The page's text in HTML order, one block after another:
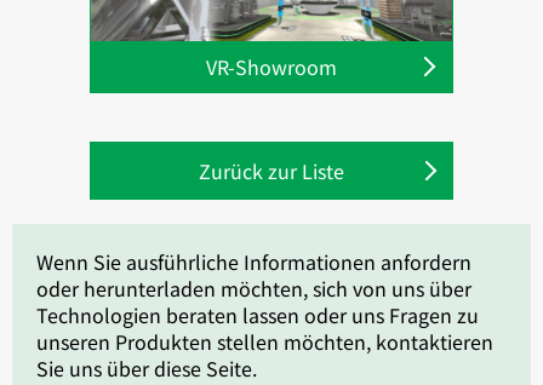
VR-Showroom
Zurück zur Liste
Wenn Sie ausführliche Informationen anfordern
oder herunterladen möchten, sich von uns über
Technologien beraten lassen oder uns Fragen zu
unseren Produkten stellen möchten, kontaktieren
Sie uns über diese Seite.